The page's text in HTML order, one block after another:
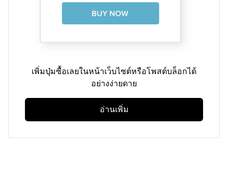
เพิ่มปุ่มซื้อเลยในหน้าเว็บไซต์หรือโพสต์บล็อกได้
อย่างง่ายดาย
อ่านเพิ่ม